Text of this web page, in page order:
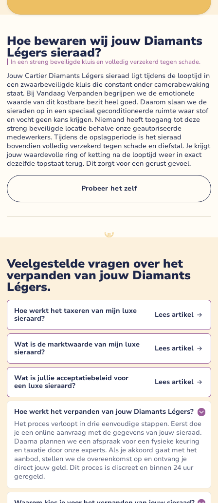
Hoe bewaren wij jouw Diamants
Légers sieraad?
In een streng beveiligde kluis en volledig verzekerd tegen schade.
Jouw Cartier Diamants Légers sieraad ligt tijdens de looptijd in
een zwaarbeveiligde kluis die constant onder camerabewaking
staat. Bij Vandaag Verpanden begrijpen we de emotionele
waarde van dit kostbare bezit heel goed. Daarom slaan we de
sieraden op in een speciaal geconditioneerde ruimte waar stof
en vocht geen kans krijgen. Niemand heeft toegang tot deze
streng beveiligde locatie behalve onze geautoriseerde
medewerkers. Tijdens de opslagperiode is het sieraad
bovendien volledig verzekerd tegen schade en diefstal. Je krijgt
jouw waardevolle ring of ketting na de looptijd weer in exact
dezelfde topstaat terug. Dit zorgt voor een gerust gevoel.
Probeer het zelf
Veelgestelde vragen over het
verpanden van jouw Diamants
Légers.
Hoe werkt het taxeren van mijn luxe
sieraard? Lees artikel
Wat is de marktwaarde van mijn luxe
sieraard? Lees artikel
Wat is jullie acceptatiebeleid voor
een luxe sieraard? Lees artikel
Hoe werkt het verpanden van jouw Diamants Légers?
Het proces verloopt in drie eenvoudige stappen. Eerst doe
je een online aanvraag met de gegevens van jouw sieraad.
Daarna plannen we een afspraak voor een fysieke keuring
en taxatie door onze experts. Als je akkoord gaat met het
aanbod, stellen we de overeenkomst op en ontvang je
direct jouw geld. Dit proces is discreet en binnen 24 uur
geregeld.